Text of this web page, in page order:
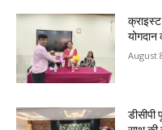
योगदान
August
डीसीपी